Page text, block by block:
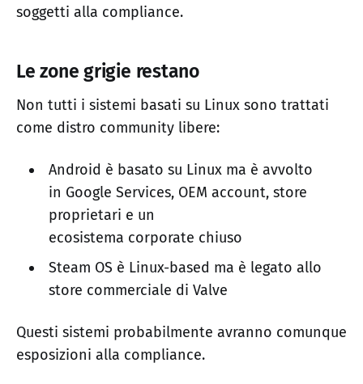
soggetti alla compliance.
Le zone grigie restano
Non tutti i sistemi basati su Linux sono trattati
come distro community libere:
Android è basato su Linux ma è avvolto
in Google Services, OEM account, store
proprietari e un
ecosistema corporate chiuso
Steam OS è Linux-based ma è legato allo
store commerciale di Valve
Questi sistemi probabilmente avranno comunque
esposizioni alla compliance.